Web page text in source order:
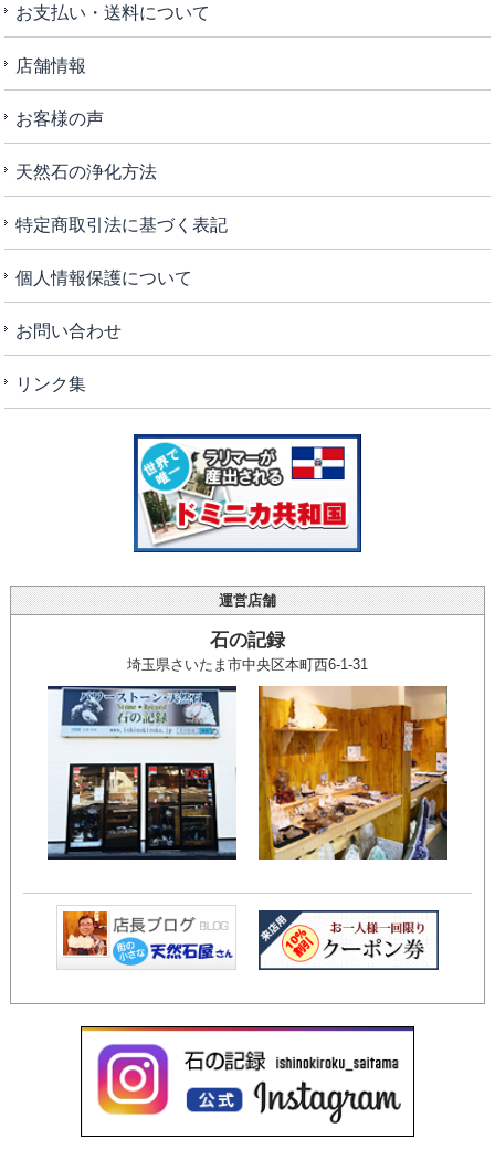
お支払い・送料について
店舗情報
お客様の声
天然石の浄化方法
特定商取引法に基づく表記
個人情報保護について
お問い合わせ
リンク集
運営店舗
石の記録
埼玉県さいたま市中央区本町西6-1-31